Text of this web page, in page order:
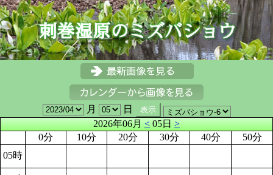
月
日
2026年06月<05日>
0分
10分 20分 30分 40分
50分
05時